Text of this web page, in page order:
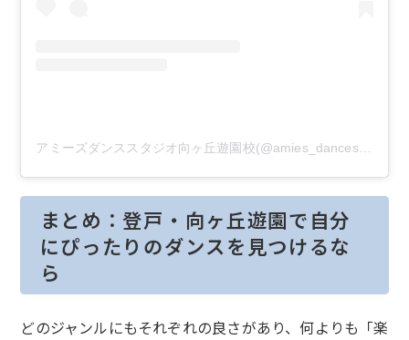
まとめ：登戸・向ヶ丘遊園で自分
にぴったりのダンスを見つけるな
ら
どのジャンルにもそれぞれの良さがあり、何よりも「楽